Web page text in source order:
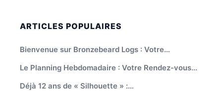
ARTICLES POPULAIRES
Bienvenue sur Bronzebeard Logs : Votre…
Le Planning Hebdomadaire : Votre Rendez-vous…
Déjà 12 ans de « Silhouette » :…